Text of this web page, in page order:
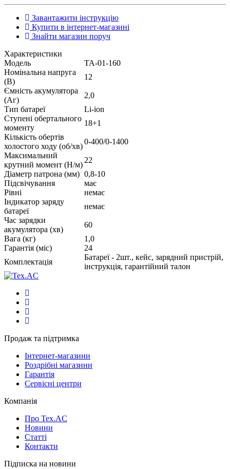
Завантажити інструкцію
Купити в інтернет-магазині
Знайти магазин поруч
Характеристики
Модель
ТА-01-160
Номінальна напруга
(В)
12
Ємність акумулятора
(Аг)
2,0
Тип батареї
Li-ion
Ступені обертального
моменту
18+1
Кількість обертів
холостого ходу (об/хв)
0-400/0-1400
Максимальний
крутний момент (Н/м)
22
Діаметр патрона (мм) 0,8-10
Підсвічування
має
Рівні
немає
Індикатор заряду
батареї
немає
Час зарядки
акумулятора (хв)
60
Вага (кг)
1,0
Гарантія (міс)
24
Комплектація
Батареї - 2шт., кейс, зарядний пристрій,
інструкція, гарантійний талон
Продаж та підтримка
Інтернет-магазини
Роздрібні магазини
Гарантія
Сервісні центри
Компанія
Про Tex.AC
Новини
Статті
Контакти
Підписка на новини